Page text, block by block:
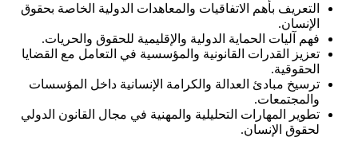
التعريف بأهم الاتفاقيات والمعاهدات الدولية الخاصة بحقوق
الإنسان.
فهم آليات الحماية الدولية والإقليمية للحقوق والحريات.
تعزيز القدرات القانونية والمؤسسية في التعامل مع القضايا
الحقوقية.
ترسيخ مبادئ العدالة والكرامة الإنسانية داخل المؤسسات
والمجتمعات.
تطوير المهارات التحليلية والمهنية في مجال القانون الدولي
لحقوق الإنسان.